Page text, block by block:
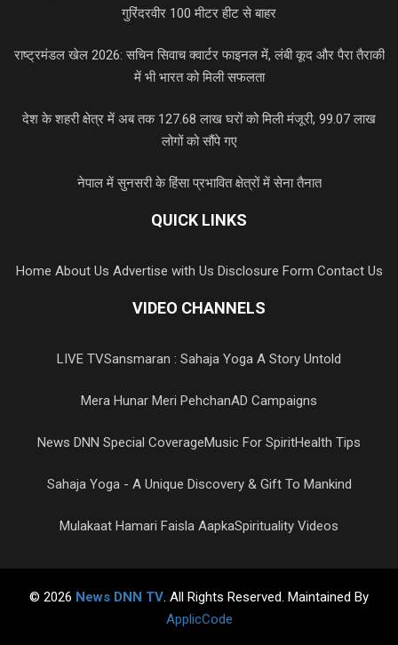
गुरिंदरवीर 100 मीटर हीट से बाहर
राष्ट्रमंडल खेल 2026: सचिन सिवाच क्वार्टर फाइनल में, लंबी कूद और पैरा तैराकी
में भी भारत को मिली सफलता
देश के शहरी क्षेत्र में अब तक 127.68 लाख घरों को मिली मंजूरी, 99.07 लाख
लोगों को सौंपे गए
नेपाल में सुनसरी के हिंसा प्रभावित क्षेत्रों में सेना तैनात
QUICK LINKS
Home About Us Advertise with Us Disclosure Form Contact Us
VIDEO CHANNELS
LIVE TVSansmaran : Sahaja Yoga A Story Untold
Mera Hunar Meri PehchanAD Campaigns
News DNN Special CoverageMusic For SpiritHealth Tips
Sahaja Yoga - A Unique Discovery & Gift To Mankind
Mulakaat Hamari Faisla AapkaSpirituality Videos
© 2026 News DNN TV. All Rights Reserved. Maintained By
ApplicCode